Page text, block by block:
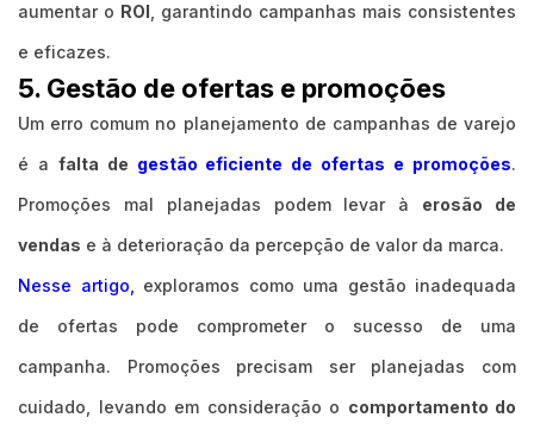
aumentar o ROI , garantindo campanhas mais consistentes
e eficazes.
5. Gestão de ofertas e promoções
Um erro comum no planejamento de campanhas de varejo
é a falta de gestão eficiente de ofertas e promoções.
Promoções mal planejadas podem levar à erosão de
vendas e à deterioração da percepção de valor da marca.
Nesse artigo,
exploramos como uma gestão inadequada
de ofertas pode comprometer o sucesso de uma
campanha. Promoções precisam ser planejadas com
cuidado, levando em consideração o comportamento do